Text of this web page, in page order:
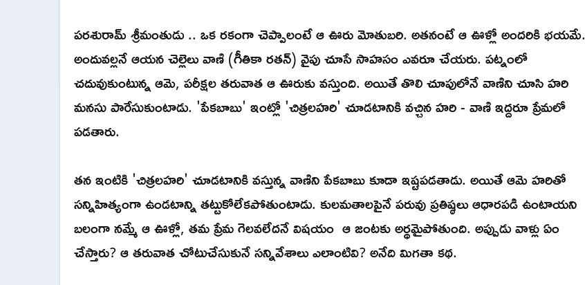
పరశురామ్ శ్రీమంతుడు .. ఒక రకంగా చెప్పాలంటే ఆ ఊరు మోతుబరి. అతనంటే ఆ ఊళ్లో అందరికి భయమే.
అందువల్లనే ఆయన చెల్లెలు వాణి (గీతికా రతన్) వైపు చూసే సాహసం ఎవరూ చేయరు. పట్నంలో
చదువుకుంటున్న ఆమె, పరీక్షల తరువాత ఆ ఊరుకు వస్తుంది. అయితే తొలి చూపులోనే వాణిని చూసి హరి
మనసు పారేసుకుంటాడు. 'పేకబాబు' ఇంట్లో 'చిత్రలహరి' చూడటానికి వచ్చిన హరి - వాణి ఇద్దరూ ప్రేమలో
పడతారు.
తన ఇంటికి 'చిత్రలహరి' చూడటానికి వస్తున్న వాణిని పేకబాబు కూడా ఇష్టపడతాడు. అయితే ఆమె హరితో
సన్నిహిత్యంగా ఉండటాన్ని తట్టుకోలేకపోతుంటాడు. కులమతాలపైనే పరువు ప్రతిష్ఠలు ఆధారపడి ఉంటాయని
బలంగా నమ్మే ఆ ఊళ్లో, తమ ప్రేమ గెలవలేదనే విషయం ఆ జంటకు అర్థమైపోతుంది. అప్పుడు వాళ్లు ఏం
చేస్తారు? ఆ తరువాత చోటుచేసుకునే సన్నివేశాలు ఎలాంటివి? అనేది మిగతా కథ.